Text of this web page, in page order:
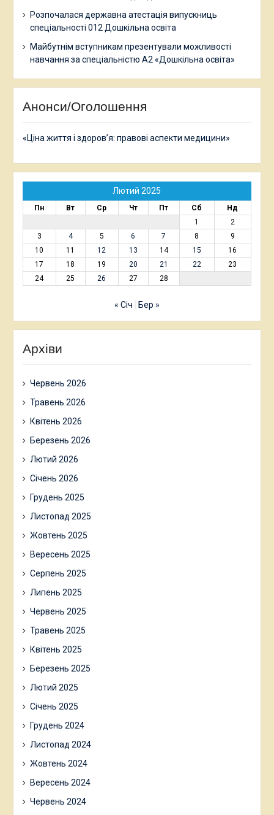
Розпочалася державна атестація випускниць
спеціальності 012 Дошкільна освіта
Майбутнім вступникам презентували можливості
навчання за спеціальністю А2 «Дошкільна освіта»
Анонси/Оголошення
«Ціна життя і здоров’я: правові аспекти медицини»
Лютий 2025
Пн Вт Ср Чт Пт Сб
Нд
1
2
3
4 5 6 7 8
9
10
11 12 13 14 15
16
17
18 19 20 21 22
23
24
25 26 27 28
« Січ Бер »
Архіви
Червень 2026
Травень 2026
Квітень 2026
Березень 2026
Лютий 2026
Січень 2026
Грудень 2025
Листопад 2025
Жовтень 2025
Вересень 2025
Серпень 2025
Липень 2025
Червень 2025
Травень 2025
Квітень 2025
Березень 2025
Лютий 2025
Січень 2025
Грудень 2024
Листопад 2024
Жовтень 2024
Вересень 2024
Червень 2024